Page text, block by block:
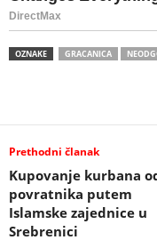
OZNAKE GRACANICA
Prethodni članak
Kupovanje kurbana
povratnika putem
Islamske zajednice u
Srebrenici